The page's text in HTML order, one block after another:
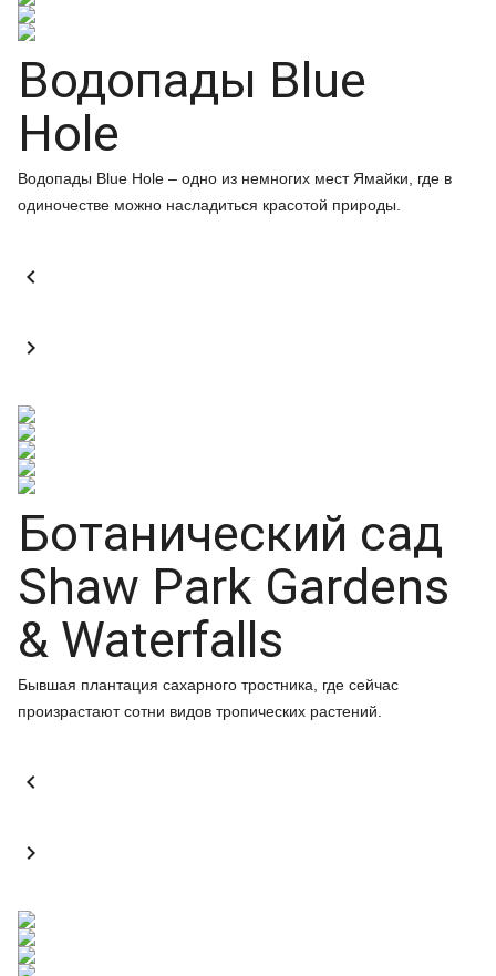
Водопады Blue
Hole
Водопады Blue Hole – одно из немногих мест Ямайки, где в
одиночестве можно насладиться красотой природы.


Ботанический сад
Shaw Park Gardens
& Waterfalls
Бывшая плантация сахарного тростника, где сейчас
произрастают сотни видов тропических растений.

